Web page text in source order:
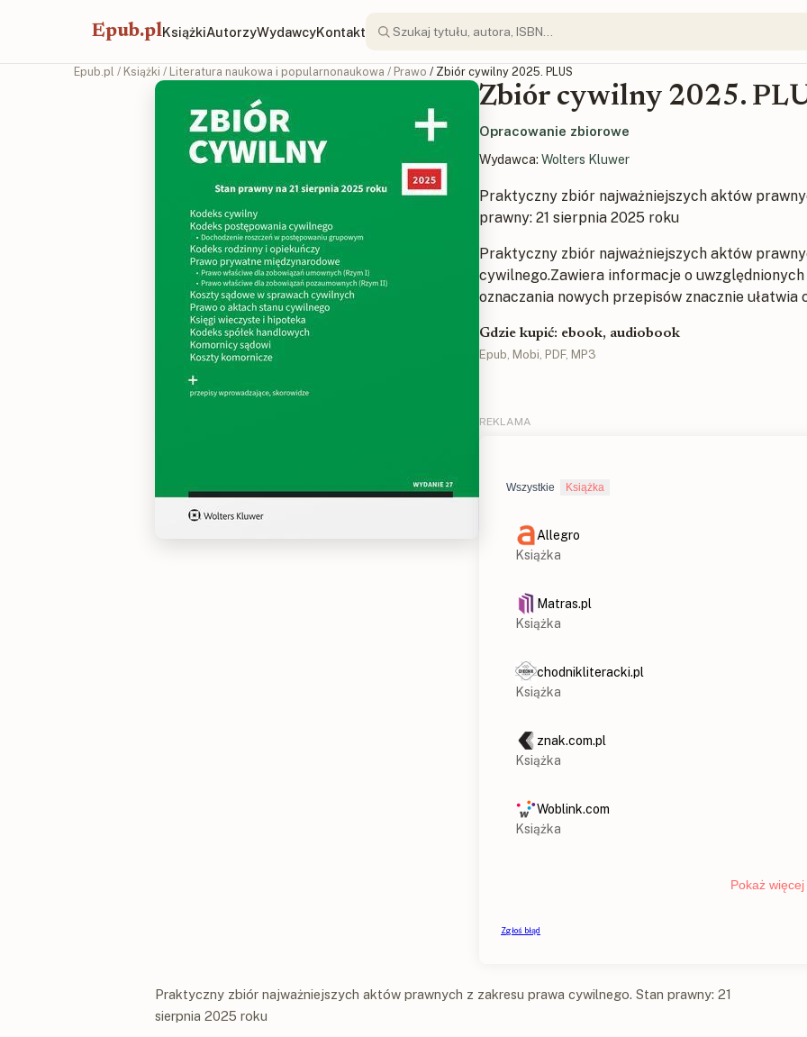
Epub.plKsiążkiAutorzyWydawcyKontakt
Epub.pl / Książki / Literatura naukowa i popularnonaukowa / Prawo / Zbiór cywilny 2025. PLUS
Zbiór cywilny 2025.
Opracowanie zbiorowe
Wydawca: Wolters Kluwer
Praktyczny zbiór najważniejszych aktów
prawny: 21 sierpnia 2025 roku
Praktyczny zbiór najważniejszych aktów
cywilnego.Zawiera informacje o
oznaczania nowych przepisów znacznie ułatwia
Gdzie kupić: ebook, audiobook
Epub, Mobi, PDF, MP3
Praktyczny zbiór najważniejszych aktów prawnych z zakresu prawa cywilnego. Stan prawny: 21
sierpnia 2025 roku